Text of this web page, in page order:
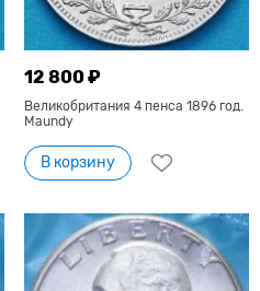
12 800 ₽
Великобритания 4 пенса 1896 год.
Maundy
В корзину